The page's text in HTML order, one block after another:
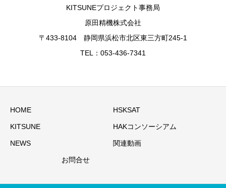
KITSUNEプロジェクト事務局
原田精機株式会社
〒433-8104 静岡県浜松市北区東三方町245-1
TEL：053-436-7341
HOME HSKSAT
KITSUNE HAKコンソーシアム
NEWS 関連動画
お問合せ